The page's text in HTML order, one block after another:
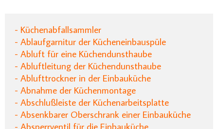
- Küchenabfallsammler
- Ablaufgarnitur der Kücheneinbauspüle
- Abluft für eine Küchendunsthaube
- Abluftleitung der Küchendunsthaube
- Ablufttrockner in der Einbauküche
- Abnahme der Küchenmontage
- Abschlußleiste der Küchenarbeitsplatte
- Absenkbarer Oberschrank einer Einbauküche
- Absperrventil für die Einbauküche